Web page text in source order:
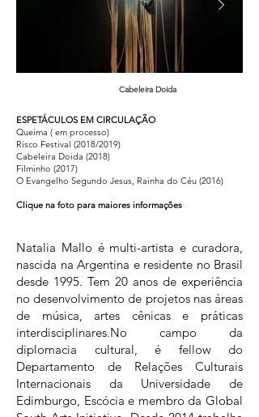
Cabeleira Doida
ESPETÁCULOS EM CIRCULAÇÃO
Queima ( em processo)
Risco Festival (2018/2019)
Cabeleira Doida (2018)
Filminho (2017)
O Evangelho Segundo Jesus, Rainha do Céu (2016)
Clique na foto para maiores informações
Natalia Mallo é multi-artista e curadora,
nascida na Argentina e residente no Brasil
desde 1995. Tem 20 anos de experiência
no desenvolvimento de projetos nas áreas
de música, artes cênicas e práticas
interdisciplinares.No campo da
diplomacia cultural, é fellow do
Departamento de Relações Culturais
Internacionais da Universidade de
Edimburgo, Escócia e membro da Global